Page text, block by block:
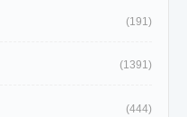
(191)
(1391)
(444)